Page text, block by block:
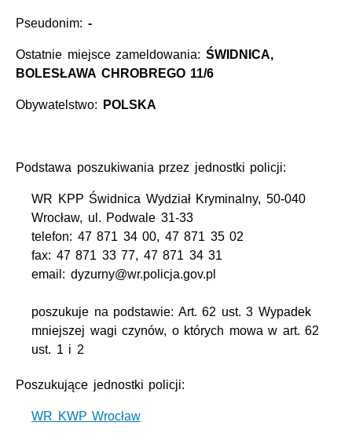
Pseudonim: -
Ostatnie miejsce zameldowania: ŚWIDNICA,
BOLESŁAWA CHROBREGO 11/6
Obywatelstwo: POLSKA
Podstawa poszukiwania przez jednostki policji:
WR KPP Świdnica Wydział Kryminalny, 50-040
Wrocław, ul. Podwale 31-33
telefon: 47 871 34 00, 47 871 35 02
fax: 47 871 33 77, 47 871 34 31
email: dyzurny@wr.policja.gov.pl
poszukuje na podstawie: Art. 62 ust. 3 Wypadek
mniejszej wagi czynów, o których mowa w art. 62
ust. 1 i 2
Poszukujące jednostki policji:
WR KWP Wrocław